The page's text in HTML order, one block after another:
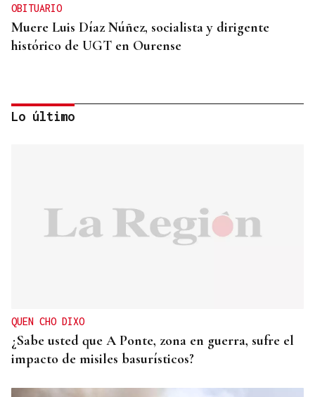
OBITUARIO
Muere Luis Díaz Núñez, socialista y dirigente
histórico de UGT en Ourense
Lo último
QUEN CHO DIXO
¿Sabe usted que A Ponte, zona en guerra, sufre el
impacto de misiles basurísticos?